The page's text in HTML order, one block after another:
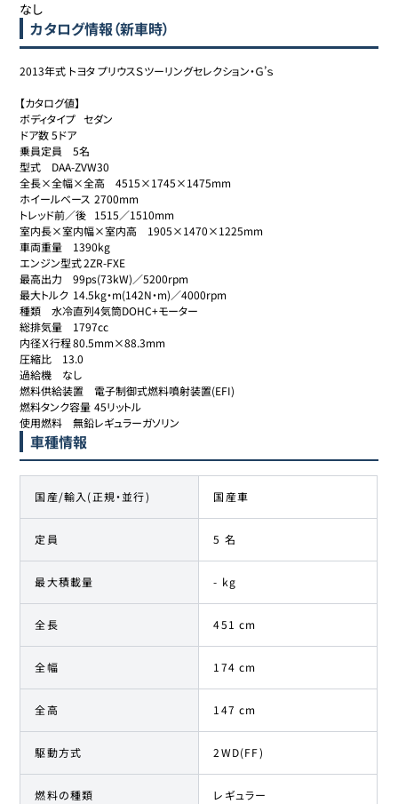
なし
カタログ情報（新車時）
2013年式 トヨタ プリウスＳツーリングセレクション・Ｇ’ｓ
【カタログ値】
ボディタイプ	セダン
ドア数	5ドア
乗員定員	5名
型式	DAA-ZVW30
全長×全幅×全高	4515×1745×1475mm
ホイールベース	2700mm
トレッド前／後	1515／1510mm
室内長×室内幅×室内高	1905×1470×1225mm
車両重量	1390kg
エンジン型式	2ZR-FXE
最高出力	99ps(73kW)／5200rpm
最大トルク	14.5kg・m(142N・m)／4000rpm
種類	水冷直列4気筒DOHC+モーター
総排気量	1797cc
内径Ｘ行程	80.5mm×88.3mm
圧縮比	13.0
過給機	なし
燃料供給装置	電子制御式燃料噴射装置(EFI)
燃料タンク容量	45リットル
使用燃料	無鉛レギュラーガソリン
車種情報
国産/輸入(正規・並行) 国産車
定員 5 名
最大積載量 - kg
全長 451 cm
全幅 174 cm
全高 147 cm
駆動方式 2WD(FF)
燃料の種類 レギュラー